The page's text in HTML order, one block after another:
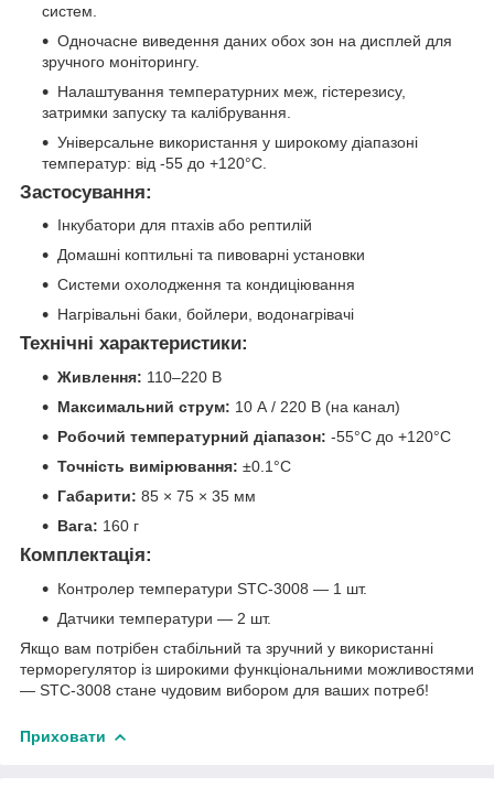
систем.
Одночасне виведення даних обох зон на дисплей для
зручного моніторингу.
Налаштування температурних меж, гістерезису,
затримки запуску та калібрування.
Універсальне використання у широкому діапазоні
температур: від -55 до +120°C.
Застосування:
Інкубатори для птахів або рептилій
Домашні коптильні та пивоварні установки
Системи охолодження та кондиціювання
Нагрівальні баки, бойлери, водонагрівачі
Технічні характеристики:
Живлення: 110–220 В
Максимальний струм: 10 А / 220 В (на канал)
Робочий температурний діапазон: -55°C до +120°C
Точність вимірювання: ±0.1°C
Габарити: 85 × 75 × 35 мм
Вага: 160 г
Комплектація:
Контролер температури STC-3008 — 1 шт.
Датчики температури — 2 шт.
Якщо вам потрібен стабільний та зручний у використанні
терморегулятор із широкими функціональними можливостями
— STC-3008 стане чудовим вибором для ваших потреб!
Приховати